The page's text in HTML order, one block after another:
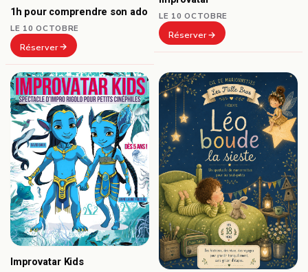
1h pour comprendre son ado
LE 10 OCTOBRE
Réserver
LE 10 OCTOBRE
Réserver
Improvatar Kids